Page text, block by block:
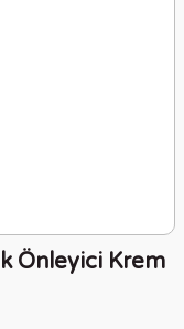
Önleyici Krem